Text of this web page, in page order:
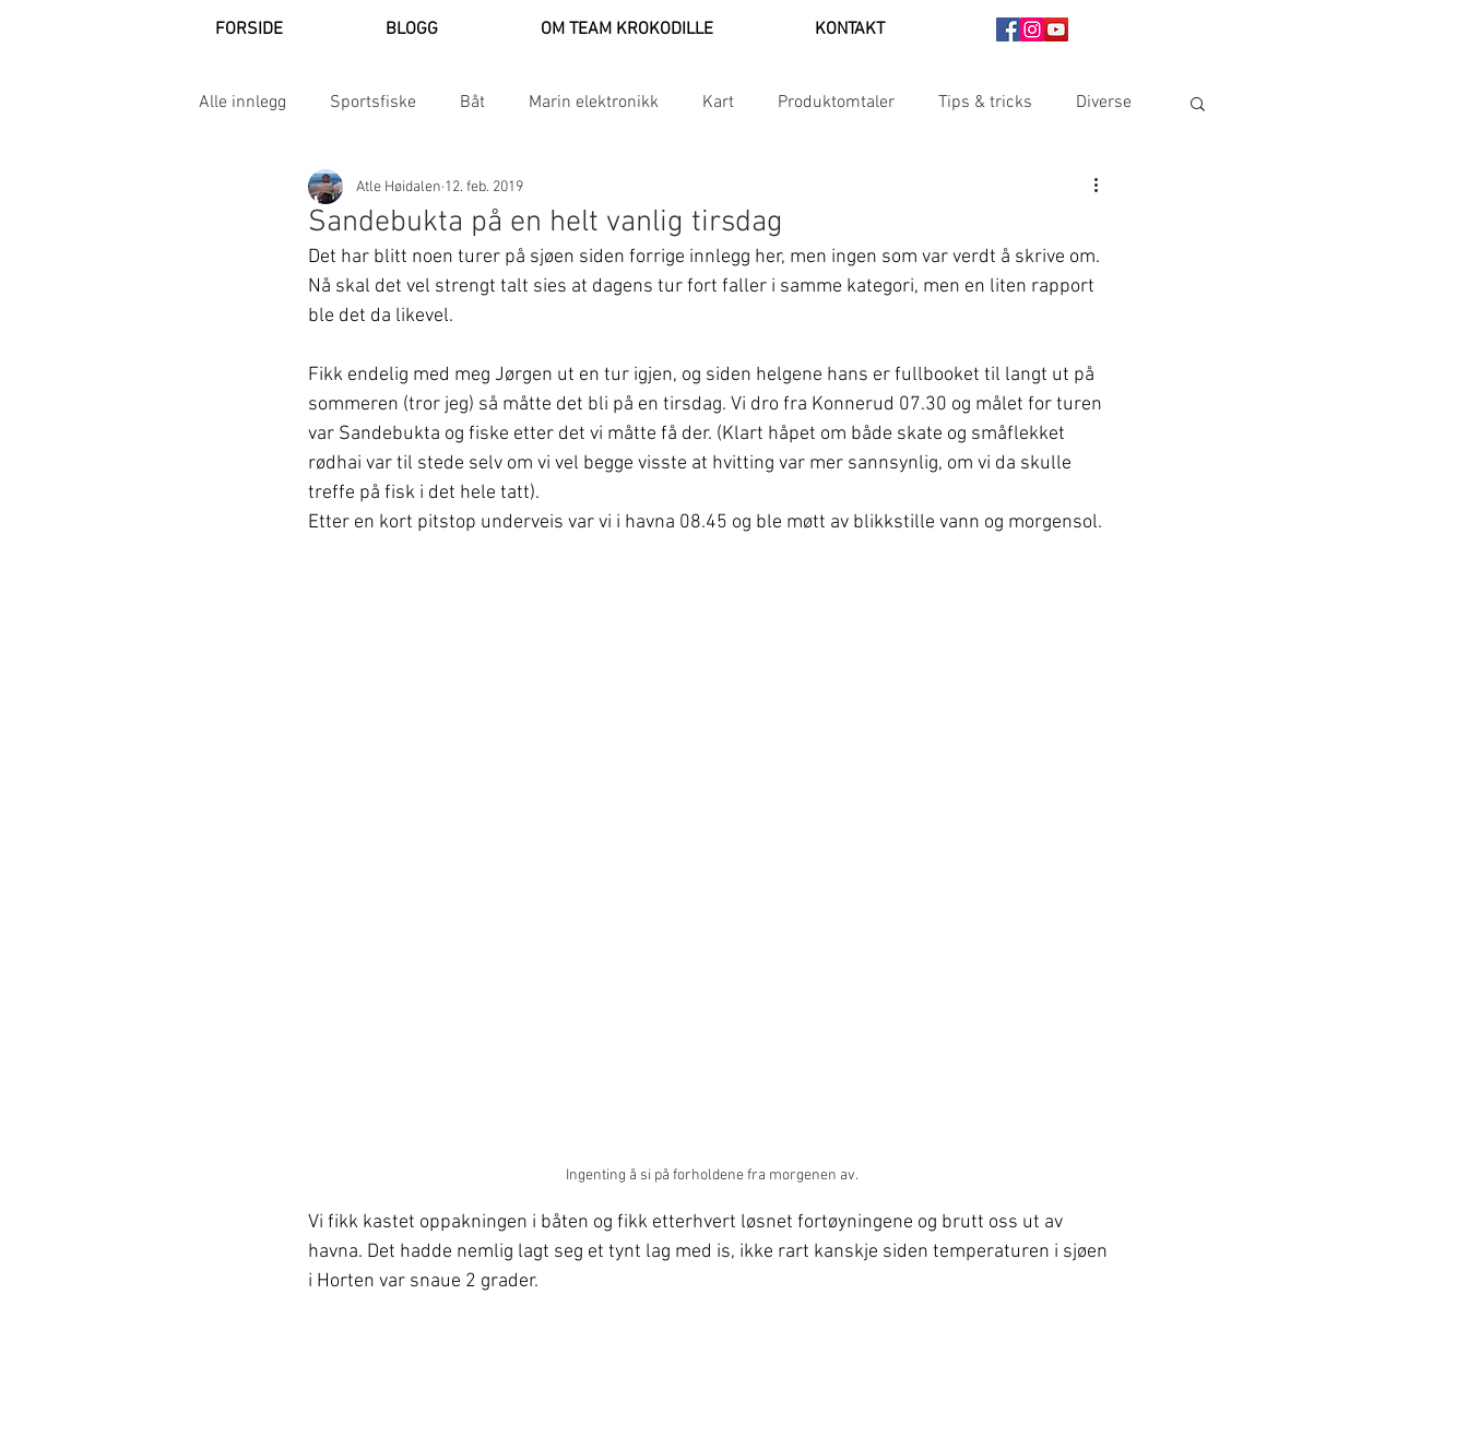
FORSIDE BLOGG OM TEAM KROKODILLE KONTAKT
Alle innlegg Sportsfiske Båt Marin elektronikk Kart Produktomtaler Tips & tricks Diverse
Sandebukta på en helt vanlig tirsdag
Atle Høidalen 12. feb. 2019
Det har blitt noen turer på sjøen siden forrige innlegg her, men ingen som var verdt å skrive om.
Nå skal det vel strengt talt sies at dagens tur fort faller i samme kategori, men en liten rapport
ble det da likevel.
Fikk endelig med meg Jørgen ut en tur igjen, og siden helgene hans er fullbooket til langt ut på
sommeren (tror jeg) så måtte det bli på en tirsdag. Vi dro fra Konnerud 07.30 og målet for turen
var Sandebukta og fiske etter det vi måtte få der. (Klart håpet om både skate og småflekket
rødhai var til stede selv om vi vel begge visste at hvitting var mer sannsynlig, om vi da skulle
treffe på fisk i det hele tatt).
Etter en kort pitstop underveis var vi i havna 08.45 og ble møtt av blikkstille vann og morgensol.
Ingenting å si på forholdene fra morgenen av.
Vi fikk kastet oppakningen i båten og fikk etterhvert løsnet fortøyningene og brutt oss ut av
havna. Det hadde nemlig lagt seg et tynt lag med is, ikke rart kanskje siden temperaturen i sjøen
i Horten var snaue 2 grader.